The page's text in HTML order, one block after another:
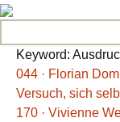
Keyword:
044 · Florian
Versuch, sich
170 · Vivienne